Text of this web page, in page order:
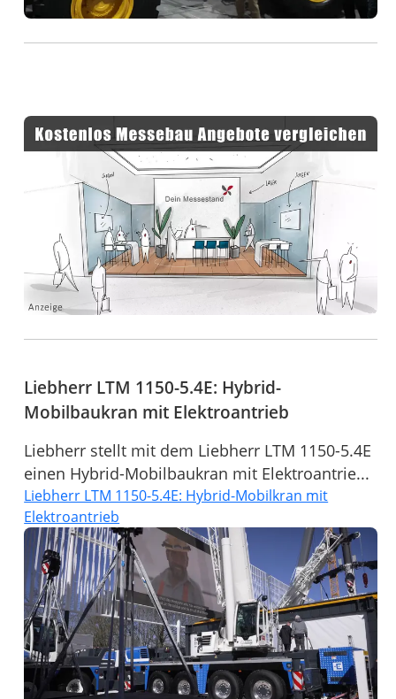
Liebherr LTM 1150-5.4E: Hybrid-
Mobilbaukran mit Elektroantrieb
Liebherr stellt mit dem Liebherr LTM 1150-5.4E
einen Hybrid-Mobilbaukran mit Elektroantrie...
Liebherr LTM 1150-5.4E: Hybrid-Mobilkran mit
Elektroantrieb